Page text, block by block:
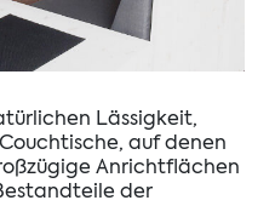
Lässigkeit,
auf denen
Anrichtflächen
der